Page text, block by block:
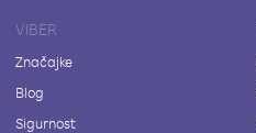
VIBER
Značajke
Blog
Sigurnost